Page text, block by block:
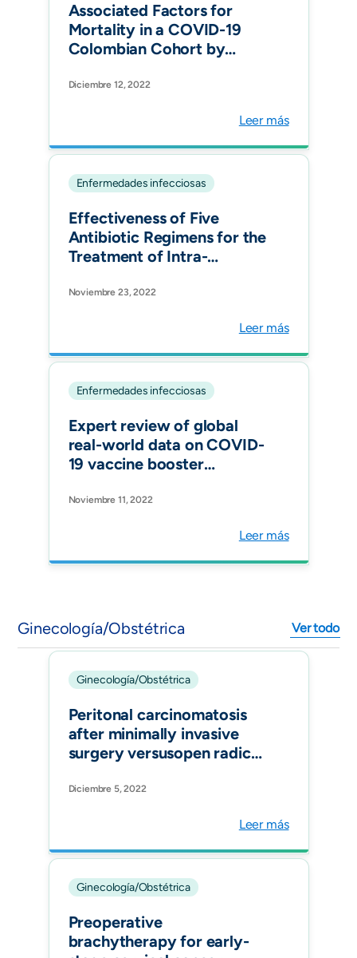
Associated Factors for
Mortality in a COVID-19
Colombian Cohort by
Predominance of Mu
Diciembre 12, 2022
Leer más
Enfermedades infecciosas
Effectiveness of Five
Antibiotic Regimens for the
Treatment of Intra-
Bogotá. Surg Infect
Noviembre 23, 2022
Leer más
Enfermedades infecciosas
Expert review of global
real-world data on COVID-
19 vaccine booster
during the omicron-
Vaccines.
Noviembre 11, 2022
Leer más
Ginecología/Obstétrica Ver todo
Ginecología/Obstétrica
Peritonal carcinomatosis
after minimally invasive
surgery versusopen radical
review and meta-analysis.
Diciembre 5, 2022
Leer más
Ginecología/Obstétrica
Preoperative
brachytherapy for early-